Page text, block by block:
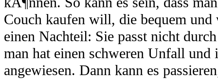
Couch kaufen will, die bequem
einen Nachteil: Sie passt nicht
man hat einen schweren Unfall
angewiesen. Dann kann es